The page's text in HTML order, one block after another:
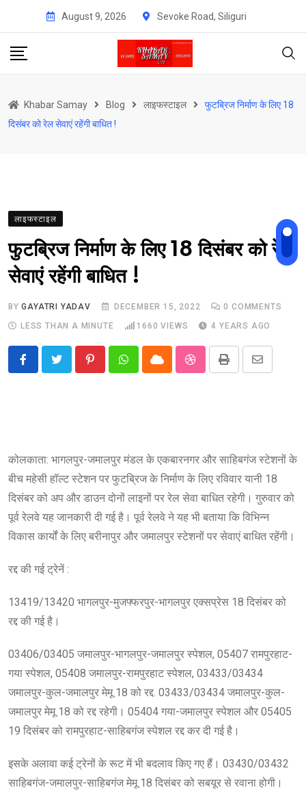
content
August 9, 2026 Sevoke Road, Siliguri
Khabar Samay Blog लाइफस्टाइल
फुटब्रिज निर्माण के लिए 18
दिसंबर को रेल सेवाएं रहेंगी बाधित !
लाइफस्टाइल
फुटब्रिज निर्माण के लिए 18 दिसंबर को रेल
सेवाएं रहेंगी बाधित !
BYGAYATRI YADAV DECEMBER 15, 2022 0 COMMENTS
LESS THAN A MINUTE
1660 VIEWS 4 YEARS AGO
PinterestWhatsappCloud StumbleUpon
Print
Share
कोलकाता: भागलपुर-जमालपुर मंडल के एकबारनगर और साहिबगंज स्टेशनों के
बीच महेसी हॉल्ट स्टेशन पर फुटब्रिज के निर्माण के लिए रविवार यानी 18
दिसंबर को अप और डाउन दोनों लाइनों पर रेल सेवा बाधित रहेगी। गुरुवार को
पूर्व रेलवे यह जानकारी दी गई है। पूर्व रेलवे ने यह भी बताया कि विभिन्न
विकास कार्यों के लिए बरीनापुर और जमालपुर स्टेशनों पर सेवाएं बाधित रहेंगी।
रद्द की गई ट्रेनें :
13419/13420 भागलपुर-मुजफ्फरपुर-भागलपुर एक्सप्रेस 18 दिसंबर को
रद्द की गई है।
03406/03405 जमालपुर-भागलपुर-जमालपुर स्पेशल, 05407 रामपुरहाट-
गया स्पेशल, 05408 जमालपुर-रामपुरहाट स्पेशल, 03433/03434
जमालपुर-कुल-जमालपुर मेमू 18 को रद्द. 03433/03434 जमालपुर-कुल-
जमालपुर मेमू 18 को रद्द रहेगी। 05404 गया-जमालपुर स्पेशल और 05405
19 दिसंबर को रामपुरहाट-साहिबगंज स्पेशल रद्द कर दी गई है।
इसके अलावा कई ट्रेनों के रूट में भी बदलाव किए गए हैं। 03430/03432
साहिबगंज-जमालपुर-साहिबगंज मेमू 18 दिसंबर को सबयूर से रवाना होगी।